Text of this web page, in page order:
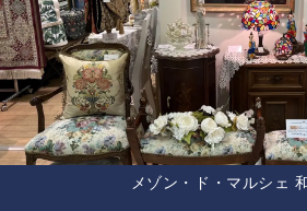
メゾン・ド・マルシェ